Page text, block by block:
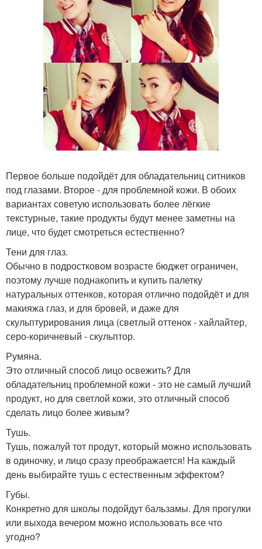
Первое больше подойдёт для обладательниц ситников
под глазами. Второе - для проблемной кожи. В обоих
вариантах советую использовать более лёгкие
текстурные, такие продукты будут менее заметны на
лице, что будет смотреться естественно?
Тени для глаз.
Обычно в подростковом возрасте бюджет ограничен,
поэтому лучше поднакопить и купить палетку
натуральных оттенков, которая отлично подойдёт и для
макияжа глаз, и для бровей, и даже для
скульптурирования лица (светлый оттенок - хайлайтер,
серо-коричневый - скульптор.
Румяна.
Это отличный способ лицо освежить? Для
обладательниц проблемной кожи - это не самый лучший
продукт, но для светлой кожи, это отличный способ
сделать лицо более живым?
Тушь.
Тушь, пожалуй тот продут, который можно использовать
в одиночку, и лицо сразу преображается! На каждый
день выбирайте тушь с естественным эффектом?
Губы.
Конкретно для школы подойдут бальзамы. Для прогулки
или выхода вечером можно использовать все что
угодно?